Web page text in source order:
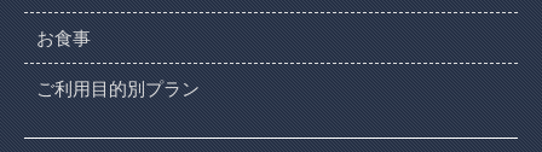
お食事
ご利用目的別プラン